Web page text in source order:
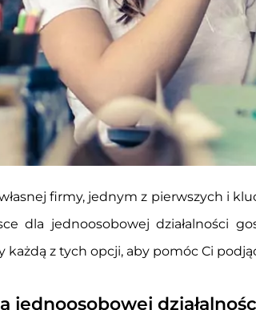
firmy, jednym z pierwszych i
dla jednoosobowej działalności
z tych opcji, aby pomóc Ci
jednoosobowej